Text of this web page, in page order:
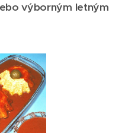
výborným letným